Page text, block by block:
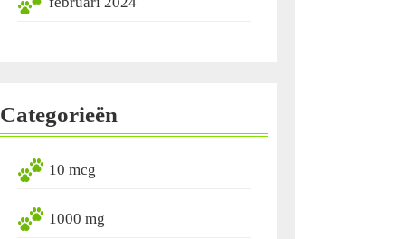
Categorieën
10 mcg
1000 mg